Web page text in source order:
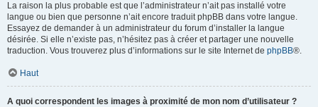
La raison la plus probable est que l’administrateur n’ait pas installé votre
langue ou bien que personne n’ait encore traduit phpBB dans votre langue.
Essayez de demander à un administrateur du forum d’installer la langue
désirée. Si elle n’existe pas, n’hésitez pas à créer et partager une nouvelle
traduction. Vous trouverez plus d’informations sur le site Internet de phpBB®.
Haut
A quoi correspondent les images à proximité de mon nom d’utilisateur ?